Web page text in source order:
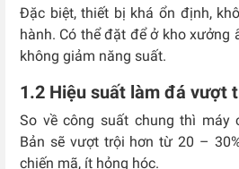
Đặc biệt, thiết bị khá ổn định,
hành. Có thể đặt để ở kho xưởng
không giảm năng suất.
1.2 Hiệu suất làm đá vượt
So về công suất chung thì máy
Bản sẽ vượt trội hơn từ 20 –
chiến mã, ít hỏng hóc.